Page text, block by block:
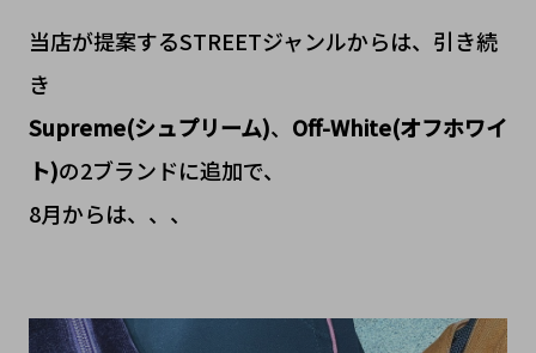
当店が提案するSTREETジャンルからは、引き続
き
Supreme(シュプリーム)、 Off-White(オフホワイ
ト)の2ブランドに追加で、
8月からは、、、